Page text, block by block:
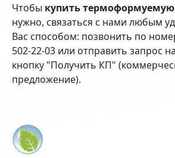
Чтобы купить термоформуемую
нужно, связаться с нами любым
Вас способом: позвонить по
502-22-03 или отправить запрос
кнопку "Получить КП"
предложение).